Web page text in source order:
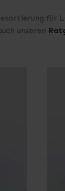
für
unseren